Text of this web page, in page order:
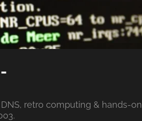
retro computing & hands-on